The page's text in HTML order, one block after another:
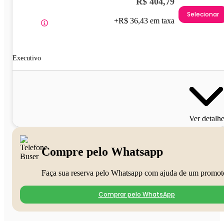
Executivo
+R$ 36,43 em taxa
Selecionar
Ver
Compre pelo Whatsapp
Faça sua reserva pelo Whatsapp com ajuda de um
Comprar pelo WhatsApp